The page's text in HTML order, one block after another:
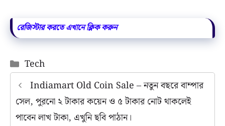
রেজিস্টার করতে এখানে ক্লিক করুন
Categories
Tech
Indiamart Old Coin Sale – নতুন বছরে বাম্পার
সেল, পুরনো ২ টাকার কয়েন ও ৫ টাকার নোট থাকলেই
পাবেন লাখ টাকা, এখুনি ছবি পাঠান।